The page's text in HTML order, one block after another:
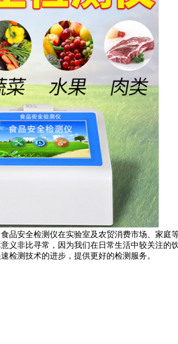
品安全检测仪在实验室及农贸消费市场、家庭
非比寻常，因为我们在日常生活中较关注的
检测技术的进步，提供更好的检测服务。